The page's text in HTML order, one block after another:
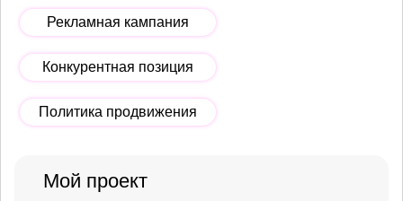
Рекламная кампания
Конкурентная позиция
Политика продвижения